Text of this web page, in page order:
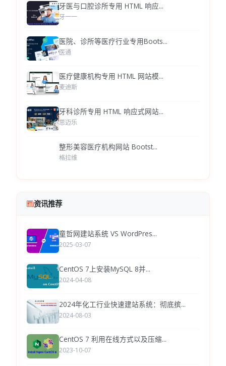
牙医与口腔诊所专用 HTML 响应...
牙一一
医院、诊所等医疗行业专用Boots...
医通
医疗健康机构专用 HTML 网站模...
麦迪斯
牙科诊所专用 HTML 响应式网站...
思迈乐
整形美容医疗机构网站 Bootst...
格拉维
资讯推荐
童哲网建站系统 VS WordPres...
2025-03-07
CentOS 7上安装MySQL 8并...
2024-04-08
2024年化工行业快速建站系统：彻底摈...
2024-08-03
CentOS 7 利用在线方式以及压缩...
2023-10-07